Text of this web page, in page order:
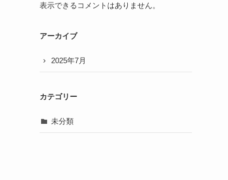
表示できるコメントはありません。
アーカイブ
2025年7月
カテゴリー
未分類